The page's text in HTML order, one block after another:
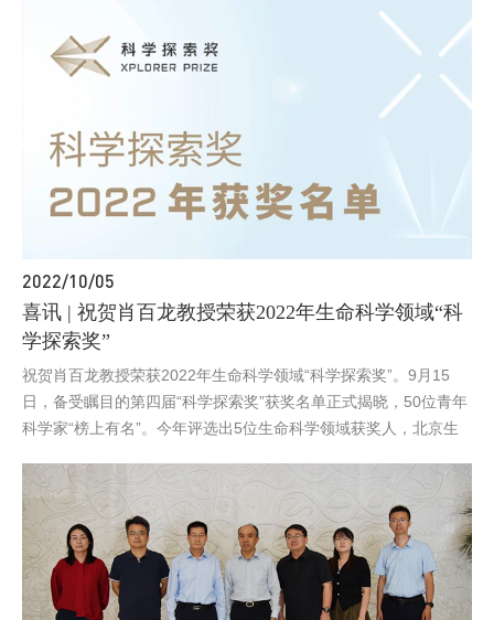
年9月17日，第十四届“谈家桢生命科学奖”颁奖典礼在南昌大学举
行。北京生物结构前沿研究中心李海涛荣获第十四届“谈家桢生命
科学创新奖”，清华大学名誉教授、中心国际学术顾问Robert G.
2022/10/05
喜讯 | 祝贺肖百龙教授荣获2022年生命科学领域“科
学探索奖”
祝贺肖百龙教授荣获2022年生命科学领域“科学探索奖”。9月15
日，备受瞩目的第四届“科学探索奖”获奖名单正式揭晓，50位青年
科学家“榜上有名”。今年评选出5位生命科学领域获奖人，北京生